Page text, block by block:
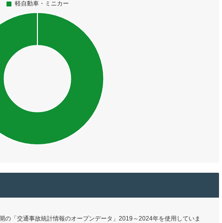
の「交通事故統計情報のオープンデータ」2019～2024年を使用していま